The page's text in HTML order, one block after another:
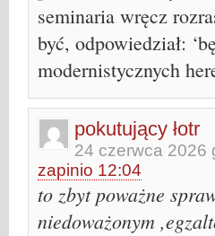
seminaria wręcz
być, odpowiedział:
modernistycznych
pokutujący łotr
24 czerwca 2026
zapinio 12:04
to zbyt poważne
niedoważonym